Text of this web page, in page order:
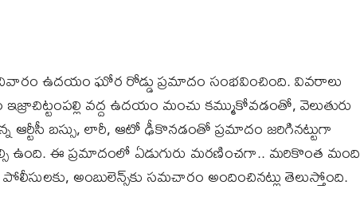
ఉదయం ఘోర రోడ్డు ప్రమాదం సంభవించింది. వివరాలు
వద్ద ఉదయం మంచు కమ్ముకోవడంతో, వెలుతురు
ఆర్టీసీ బస్సు, లారీ, ఆటో ఢీకొనడంతో ప్రమాదం జరిగినట్టుగా
ఉంది. ఈ ప్రమాదంలో ఏడుగురు మరణించగా.. మరికొంత మంది
అంబులెన్స్‌కు సమచారం అందించినట్లు తెలుస్తోంది.